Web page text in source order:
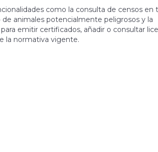
como la consulta de censos en
animales potencialmente peligrosos y la
emitir certificados, añadir o consultar
la normativa vigente.